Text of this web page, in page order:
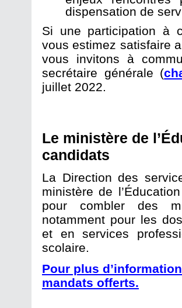
dispensation de
Si une participation à
vous estimez satisfaire
vous invitons à
secrétaire générale (
juillet 2022.
Le ministère de
candidats
La Direction des
ministère de
pour combler des
notamment pour les
et en services
scolaire.
Pour plus
mandats offerts.